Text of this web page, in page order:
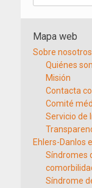
Mapa web
Sobre nosotros
Quiénes
Misión
Contacta
Comité
Servicio de
Ehlers-Danlos
Síndromes
Síndrome